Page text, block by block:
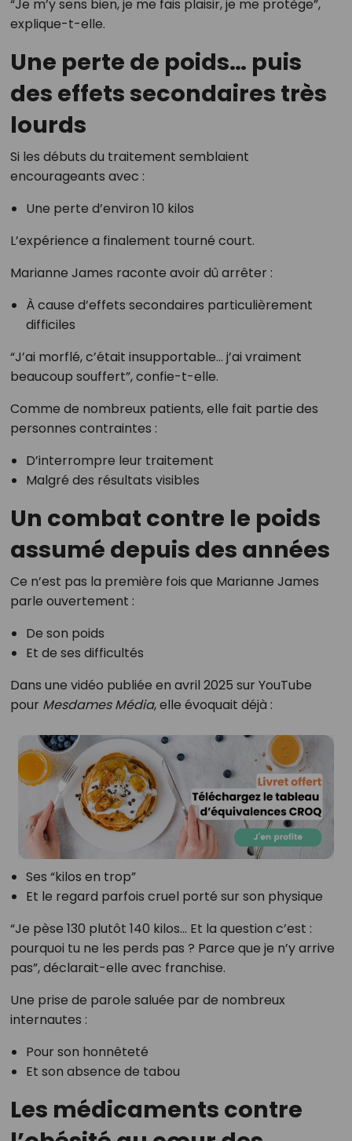
“Je m’y sens bien, je me fais plaisir, je me protège”,
explique-t-elle.
Une perte de poids… puis
des effets secondaires très
lourds
Si les débuts du traitement semblaient
encourageants avec :
Une perte d’environ 10 kilos
L’expérience a finalement tourné court.
Marianne James raconte avoir dû arrêter :
À cause d’effets secondaires particulièrement
difficiles
“J’ai morflé, c’était insupportable… j’ai vraiment
beaucoup souffert”, confie-t-elle.
Comme de nombreux patients, elle fait partie des
personnes contraintes :
D’interrompre leur traitement
Malgré des résultats visibles
Un combat contre le poids
assumé depuis des années
Ce n’est pas la première fois que Marianne James
parle ouvertement :
De son poids
Et de ses difficultés
Dans une vidéo publiée en avril 2025 sur YouTube
pour Mesdames Média, elle évoquait déjà :
Ses “kilos en trop”
Et le regard parfois cruel porté sur son physique
“Je pèse 130 plutôt 140 kilos… Et la question c’est :
pourquoi tu ne les perds pas ? Parce que je n’y arrive
pas”, déclarait-elle avec franchise.
Une prise de parole saluée par de nombreux
internautes :
Pour son honnêteté
Et son absence de tabou
Les médicaments contre